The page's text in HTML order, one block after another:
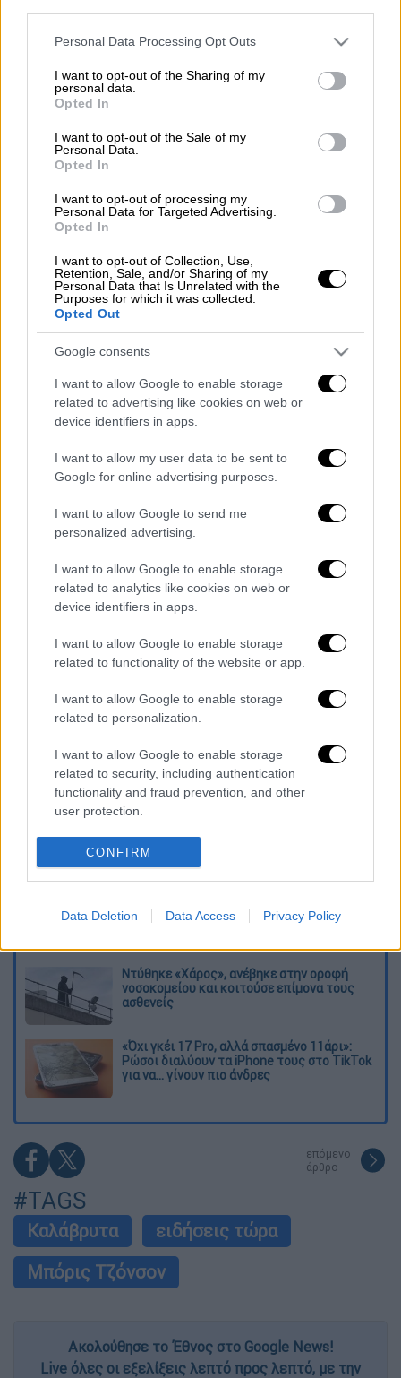
Please note that this website/app uses one or more Google
not limited to your visit or usage behaviour. You may click to
grant or deny consent to Google and its third-party tags to
use your data for below specified purposes in below Google
consent section.
Personal Data Processing Opt Outs
I want to opt-out of the Sharing of my
personal data.
Opted In
I want to opt-out of the Sale of my
Personal Data.
Opted In
I want to opt-out of processing my
Personal Data for Targeted Advertising.
Opted In
I want to opt-out of Collection, Use,
Retention, Sale, and/or Sharing of my
Personal Data that Is Unrelated with the
Purposes for which it was collected.
Opted Out
Google consents
I want to allow Google to enable storage
related to advertising like cookies on web or
device identifiers in apps.
I want to allow my user data to be sent to
Google for online advertising purposes.
I want to allow Google to send me
personalized advertising.
I want to allow Google to enable storage
related to analytics like cookies on web or
device identifiers in apps.
I want to allow Google to enable storage
related to functionality of the website or app.
I want to allow Google to enable storage
related to personalization.
I want to allow Google to enable storage
related to security, including authentication
functionality and fraud prevention, and other
user protection.
CONFIRM
Data Deletion Data Access Privacy Policy
Ο Μπόρις Τζόνσον, ειδικότερα, βρίσκεται
στα Καλάβρυτα γιατριήμερη παραμονή .
βράδυ της ίδιας ημέρας παραβρέθηκε σε
δείπνομαζί με φίλους σε μία από τις πιο
γνωστέςταβέρνεςτης περιοχής.
Μάλιστα, ο πρώην πρωθυπουργός της
Βρετανίας δήλωσε στοkalavrytanews.com
ότι...ψηφίζει Καλάβρυτα!
Σημειώνεται πως ο Μπόρις Τζόνσον είχε
βρεθεί ξανά στην Ελλάδα, τονΑύγουστοτου
2022 και συγκεκριμένα στην Εύβοια.
ΟΛΕΣ ΟΙ ΕΙΔΗΣΕΙΣ
Το γηροκομείο-«κολαστήριο» στον
Κορυδαλλό δεν κλείνει παρά τις
τραγικές συνθήκες - Τι θα απογίνουν οι
ηλικιωμένοι
Οι ελπίδες για επιζώντες «σβήνουν»:
μπουλντόζες - Πάνω από 24.200 νεκροί
σε Τουρκία και Συρία
«Μεταγραφική περίοδος» πριν τις
κάλπες: Οι πρώην πράσινοι που είπαν
«ναι» στο φλερτ της Νέας Δημοκρατίας
ΑΑΔΕ: Σαφάρι κατασχέσεων με το νέο
υπερόπλο EISPRAXIS - Τα ακατάσχετα
«Ψηφίζω Καλάβρυτα»: Ξανά στην Ελλάδα
ο Μπόρις Τζόνσον - Το δείπνο σε
γνωστή ταβέρνα και οι φωτογραφίες
Διαβάστε ακόμη
περιορισμοί: Το Ιράν σκληραίνει τη γραμμή
στο εσωτερικό εν μέσω πολέμου
38χρονης Βρετανίδας που δολοφονήθηκε
Ντύθηκε «Χάρος», ανέβηκε στην οροφή
νοσοκομείου και κοιτούσε επίμονα τους
ασθενείς
«Όχι γκέι 17 Pro, αλλά σπασμένο 11άρι»:
Ρώσοι διαλύουν τα iPhone τους στο TikTok
για να... γίνουν πιο άνδρες
επόμενο
άρθρο
#TAGS
Καλάβρυτα
ειδήσεις τώρα
Μπόρις Τζόνσον
Ακολούθησε το Έθνος στο Google News!
Live όλες οι εξελίξεις λεπτό προς λεπτό, με την